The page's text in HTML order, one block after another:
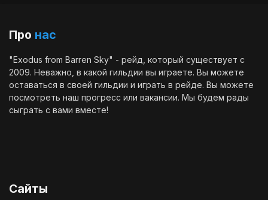
Про нас
"Exodus from Barren Sky" - рейд, который существует с
2009. Неважно, в какой гильдии вы играете. Вы можете
оставаться в своей гильдии и играть в рейде. Вы можете
посмотреть наш прогресс или вакансии. Мы будем рады
сыграть с вами вместе!
Сайты